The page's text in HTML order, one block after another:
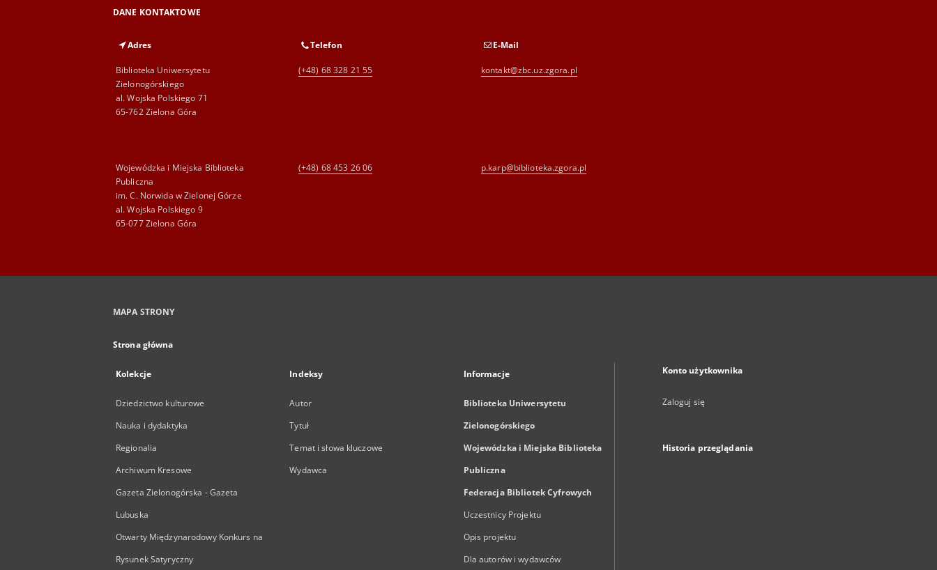
DANE KONTAKTOWE
Adres
Biblioteka Uniwersytetu
Zielonogórskiego
al. Wojska Polskiego 71
65-762 Zielona Góra
Telefon
(+48) 68 328 21 55
E-Mail
kontakt@zbc.uz.zgora.pl
Wojewódzka i Miejska Biblioteka
Publiczna
im. C. Norwida w Zielonej Górze
al. Wojska Polskiego 9
65-077 Zielona Góra
(+48) 68 453 26 06 p.karp@biblioteka.zgora.pl
MAPA STRONY
Strona główna
Kolekcje
Dziedzictwo kulturowe
Nauka i dydaktyka
Regionalia
Archiwum Kresowe
Gazeta Zielonogórska - Gazeta
Lubuska
Otwarty Międzynarodowy Konkurs na
Rysunek Satyryczny
Indeksy
Autor
Tytuł
Temat i słowa kluczowe
Wydawca
Informacje
Biblioteka Uniwersytetu
Zielonogórskiego
Wojewódzka i Miejska Biblioteka
Publiczna
Federacja Bibliotek Cyfrowych
Uczestnicy Projektu
Opis projektu
Dla autorów i wydawców
Konto użytkownika
Zaloguj się
Historia przeglądania